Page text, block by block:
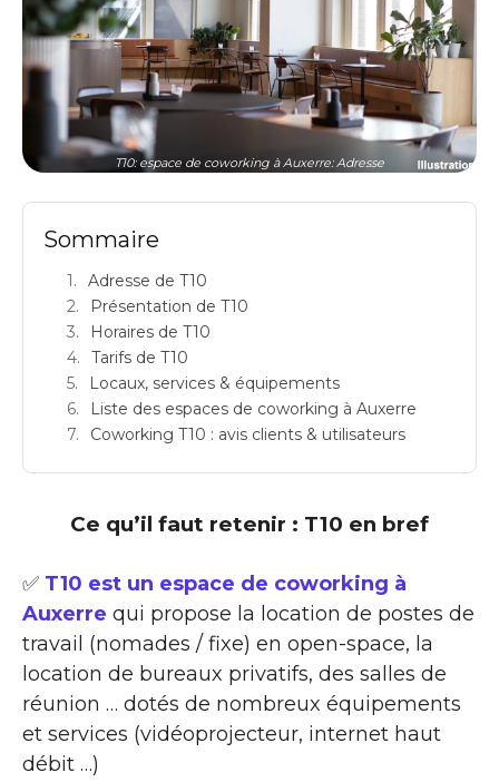
T10: espace de coworking à Auxerre: Adresse
Sommaire
Adresse de T10
Présentation de T10
Horaires de T10
Tarifs de T10
Locaux, services & équipements
Liste des espaces de coworking à Auxerre
Coworking T10 : avis clients & utilisateurs
Ce qu’il faut retenir : T10 en bref
✅ T10 est un espace de coworking à
Auxerre qui propose la location de postes de
travail (nomades / fixe) en open-space, la
location de bureaux privatifs, des salles de
réunion … dotés de nombreux équipements
et services (vidéoprojecteur, internet haut
débit …)